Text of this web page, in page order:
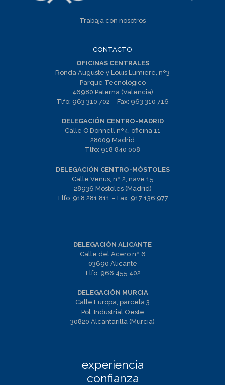
Trabaja con nosotros
CONTACTO
OFICINAS CENTRALES
Ronda Auguste y Louis Lumiere, nº3
Parque Tecnológico
46980 Paterna (Valencia)
Tlfo: 963 310 702 – Fax: 963 310 716
DELEGACIÓN CENTRO-MADRID
Calle O’Donnell nº4, oficina 11
28009 Madrid
Tlfo: 918 840 008
DELEGACIÓN CENTRO-MÓSTOLES
Calle Venus, nº 2, nave 15
28936 Móstoles (Madrid)
Tlfo: 918 281 811 – Fax: 917 136 977
DELEGACIÓN ALICANTE
Calle del Acero nº 6
03690 Alicante
Tlfo: 966 455 402
DELEGACIÓN MURCIA
Calle Europa, parcela 3
Pol. Industrial Oeste
30820 Alcantarilla (Murcia)
experiencia
confianza